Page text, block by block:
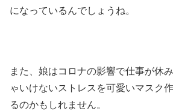
になっているんでしょうね。
また、娘はコロナの影響で仕事が休
ゃいけないストレスを可愛いマスク
るのかもしれません。